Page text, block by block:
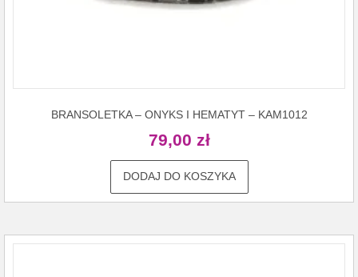
BRANSOLETKA – ONYKS I HEMATYT – KAM1012
79,00 zł
DODAJ DO KOSZYKA